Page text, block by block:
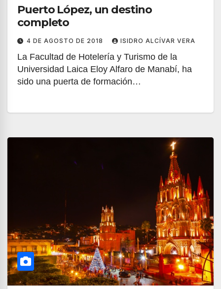
Puerto López, un destino
completo
4 DE AGOSTO DE 2018 ISIDRO ALCÍVAR VERA
La Facultad de Hotelería y Turismo de la
Universidad Laica Eloy Alfaro de Manabí, ha
sido una puerta de formación…